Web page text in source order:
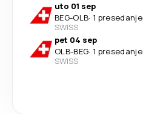
uto 01 sep
BEG-OLB· 1 presedanje
SWISS
pet 04 sep
OLB-BEG· 1 presedanje
SWISS